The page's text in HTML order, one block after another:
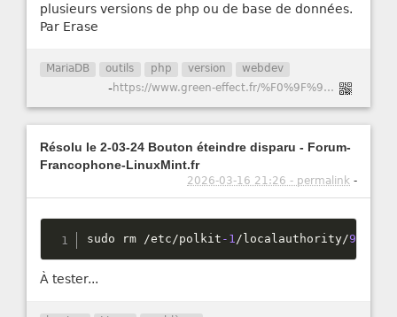
plusieurs versions de php ou de base de données.
Par Erase
MariaDB outils php version webdev
- https://www.green-effect.fr/%F0%9F%90%B3-lampbox-comment-j%E2%80%99ai-arr%C3%AAt%C3%A9-de-me-prendre-la-t%C3%AAte-avec-lamp
Résolu le 2-03-24 Bouton éteindre disparu - Forum-
Francophone-LinuxMint.fr
2026-03-16 21:26 - permalink -
sudo rm /etc/polkit -1/ localauthority/90
À tester...